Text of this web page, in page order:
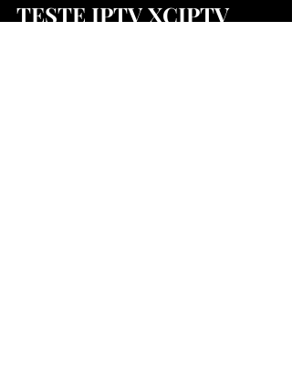
TESTE IPTV XCIPTV